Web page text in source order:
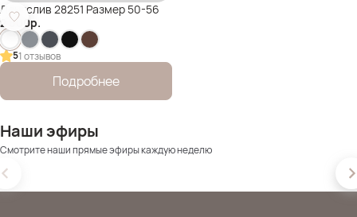
Лонгслив 28251 Размер 50-56
2 800р.
51 отзывов
Подробнее
Наши эфиры
Смотрите наши прямые эфиры каждую неделю